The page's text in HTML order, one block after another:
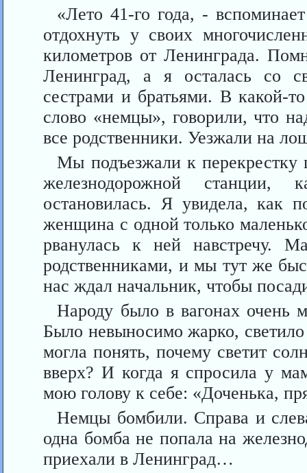
«Лето 41-го года, -
отдохнуть у своих
километров от Ленинграда.
Ленинград, а я осталась со
сестрами и братьями. В какой-
слово «немцы», говорили, что
все родственники. Уезжали на
Мы подъезжали к перекрестку
железнодорожной станции,
остановилась. Я увидела, как
женщина с одной только
рванулась к ней навстречу.
родственниками, и мы тут же
нас ждал начальник, чтобы
Народу было в вагонах очень
Было невыносимо жарко,
могла понять, почему светит
вверх? И когда я спросила у
мою голову к себе: «Доченька,
Немцы бомбили. Справа и
одна бомба не попала на
приехали в Ленинград…